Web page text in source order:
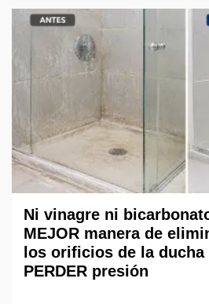
Ni vinagre ni
MEJOR manera de
los orificios de la
PERDER presión